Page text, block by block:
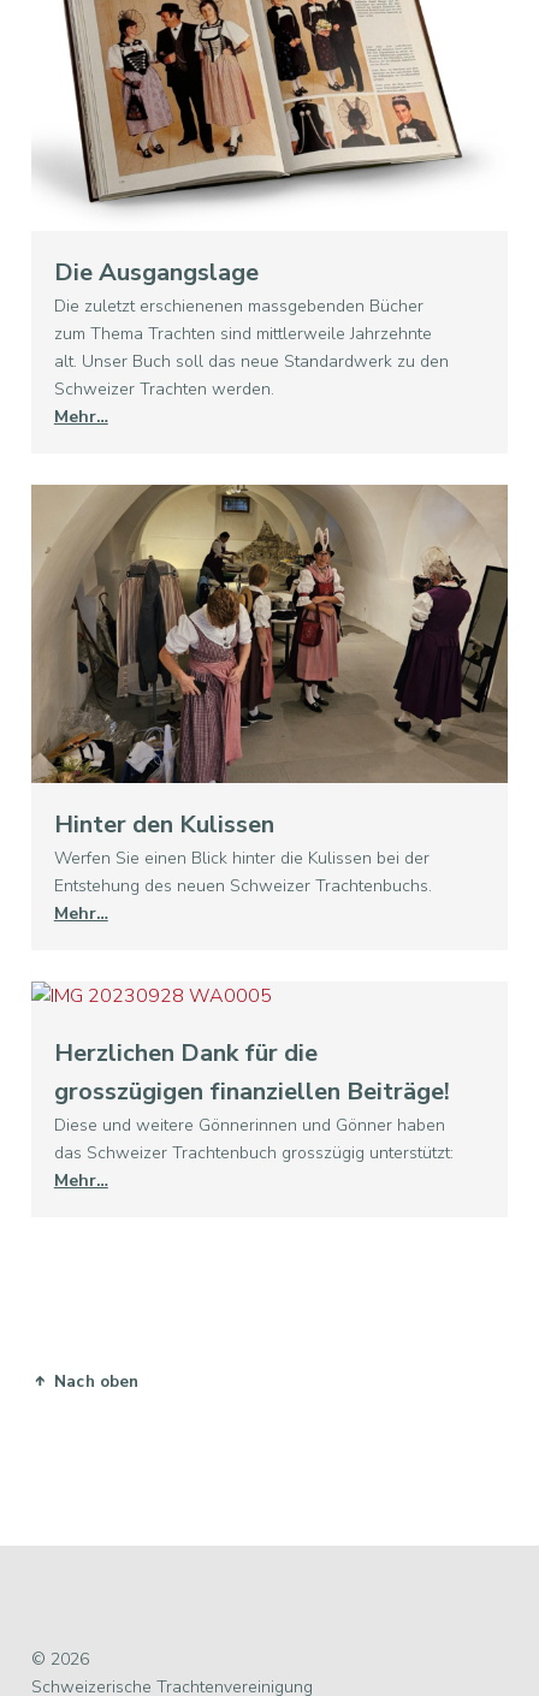
Die Ausgangslage
Die zuletzt erschienenen massgebenden Bücher
zum Thema Trachten sind mittlerweile Jahrzehnte
alt. Unser Buch soll das neue Standardwerk zu den
Schweizer Trachten werden.
Mehr…
Hinter den Kulissen
Werfen Sie einen Blick hinter die Kulissen bei der
Entstehung des neuen Schweizer Trachtenbuchs.
Mehr…
Herzlichen Dank für die
grosszügigen finanziellen Beiträge!
Diese und weitere Gönnerinnen und Gönner haben
das Schweizer Trachtenbuch grosszügig unterstützt:
Mehr…
Nach oben
© 2026
Schweizerische Trachtenvereinigung